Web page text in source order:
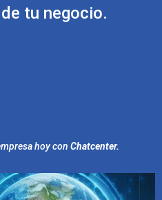
tu negocio.
hoy con Chatcenter.